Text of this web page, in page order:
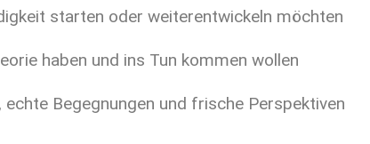
starten oder weiterentwickeln möchten
haben und ins Tun kommen wollen
echte Begegnungen und frische Perspektiven